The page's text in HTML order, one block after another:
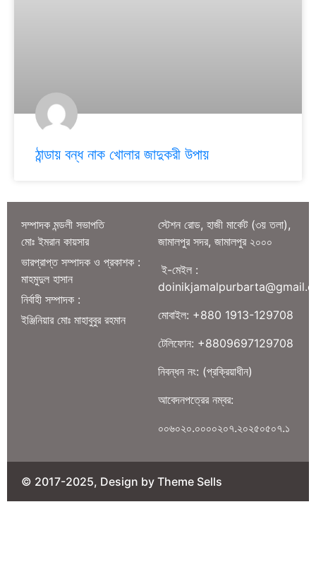
ঠান্ডায় বন্ধ নাক খোলার জাদুকরী উপায়
সম্পাদক মন্ডলী সভাপতি
মোঃ ইমরান কায়সার
ভারপ্রাপ্ত সম্পাদক ও প্রকাশক :
মাহমুদুল হাসান
নির্বাহী সম্পাদক :
ইঞ্জিনিয়ার মোঃ মাহাবুবুর রহমান
স্টেশন রোড, হাজী মার্কেট (৩য় তলা),
জামালপুর সদর, জামালপুর ২০০০
ই-মেইল :
মোবাইল: +880 1913-129708
টেলিফোন: +8809697129708
নিবন্ধন নং: (প্রক্রিয়াধীন)
আবেদনপত্রের নম্বর:
০০৬০২০.০০০০২০৭.২০২৫০৫০৭.১
© 2017-2025, Design by Theme Sells